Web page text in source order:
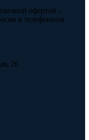
офертой -
в телефонном
26